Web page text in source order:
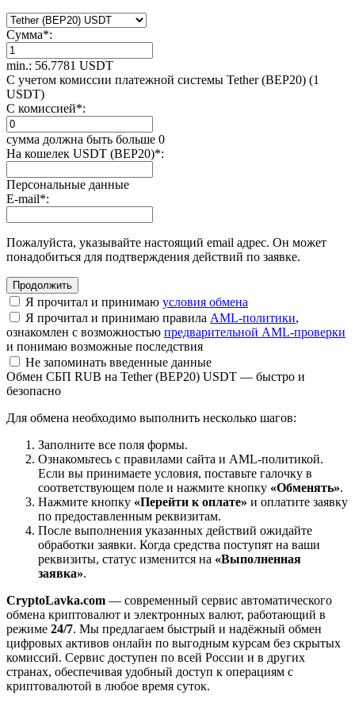
Сумма*:
min.: 56.7781 USDT
С учетом комиссии платежной системы Tether (BEP20) (1
USDT)
С комиссией*:
сумма должна быть больше 0
На кошелек USDT (BEP20)*:
Персональные данные
E-mail*:
Пожалуйста, указывайте настоящий email адрес. Он может
понадобиться для подтверждения действий по заявке.
Я прочитал и принимаю условия обмена
Я прочитал и принимаю правила AML-политики,
ознакомлен с возможностью предварительной AML-проверки
и понимаю возможные последствия
Не запоминать введенные данные
Обмен СБП RUB на Tether (BEP20) USDT — быстро и
безопасно
Для обмена необходимо выполнить несколько шагов:
Заполните все поля формы.
Ознакомьтесь с правилами сайта и AML-политикой.
Если вы принимаете условия, поставьте галочку в
соответствующем поле и нажмите кнопку «Обменять».
Нажмите кнопку «Перейти к оплате» и оплатите заявку
по предоставленным реквизитам.
После выполнения указанных действий ожидайте
обработки заявки. Когда средства поступят на ваши
реквизиты, статус изменится на «Выполненная
заявка».
CryptoLavka.com — современный сервис автоматического
обмена криптовалют и электронных валют, работающий в
режиме 24/7. Мы предлагаем быстрый и надёжный обмен
цифровых активов онлайн по выгодным курсам без скрытых
комиссий. Сервис доступен по всей России и в других
странах, обеспечивая удобный доступ к операциям с
криптовалютой в любое время суток.